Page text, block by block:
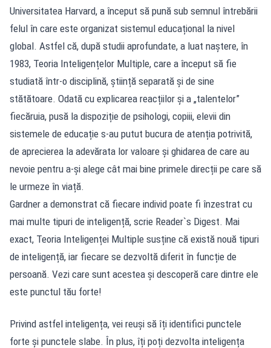
Universitatea Harvard, a început să pună sub semnul întrebării
felul în care este organizat sistemul educațional la nivel
global. Astfel că, după studii aprofundate, a luat naștere, în
1983, Teoria Inteligențelor Multiple, care a început să fie
studiată într-o disciplină, știință separată și de sine
stătătoare. Odată cu explicarea reacțiilor și a „talentelor”
fiecăruia, pusă la dispoziție de psihologi, copiii, elevii din
sistemele de educație s-au putut bucura de atenția potrivită,
de aprecierea la adevărata lor valoare și ghidarea de care au
nevoie pentru a-și alege cât mai bine primele direcții pe care să
le urmeze în viață.
Gardner a demonstrat că fiecare individ poate fi înzestrat cu
mai multe tipuri de inteligență, scrie Reader`s Digest. Mai
exact, Teoria Inteligenței Multiple susține că există nouă tipuri
de inteligență, iar fiecare se dezvoltă diferit în funcție de
persoană. Vezi care sunt acestea și descoperă care dintre ele
este punctul tău forte!
Privind astfel inteligența, vei reuși să îți identifici punctele
forte și punctele slabe. În plus, îți poți dezvolta inteligența